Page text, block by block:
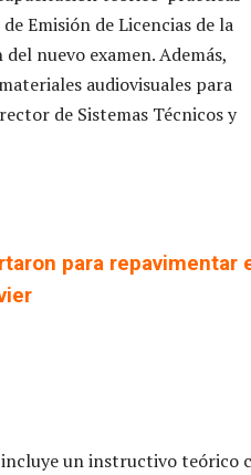
Emisión de Licencias de la
nuevo examen. Además,
audiovisuales para
de Sistemas Técnicos y
para repavimentar
un instructivo teórico